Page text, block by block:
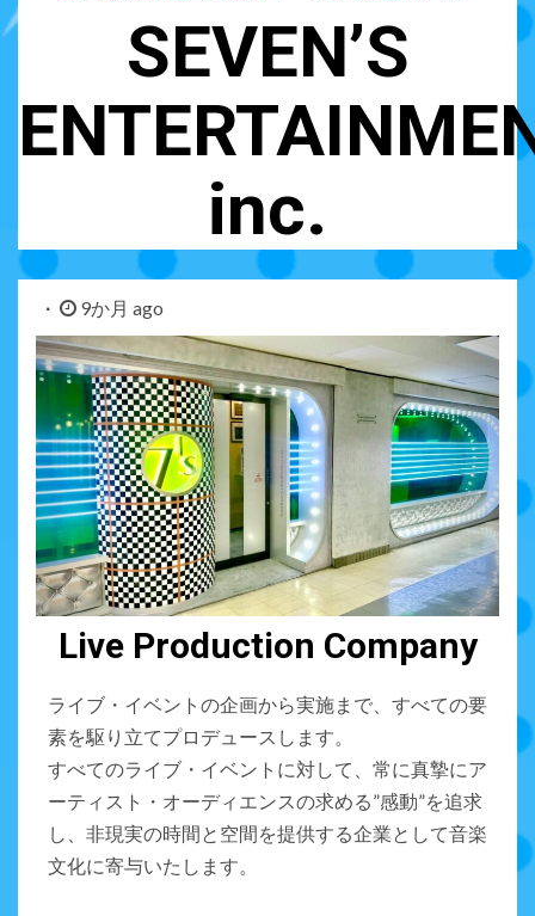
SEVEN’S
inc.
9か月 ago
Live Production Company
ライブ・イベントの企画から実施まで、すべての要
素を駆り立てプロデュースします。
すべてのライブ・イベントに対して、常に真摯にア
ーティスト・オーディエンスの求める”感動”を追求
し、非現実の時間と空間を提供する企業として音楽
文化に寄与いたします。